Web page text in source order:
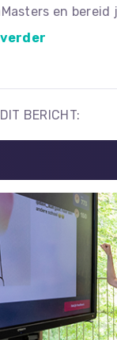
en
BERICHT: